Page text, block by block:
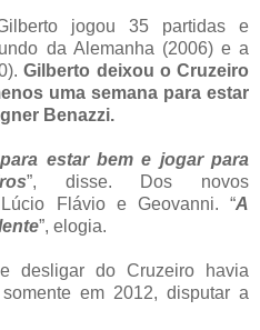
jogou 35 partidas e
da Alemanha (2006) e a
Gilberto deixou o Cruzeiro
uma semana para estar
Benazzi.
estar bem e jogar para
”, disse. Dos novos
Flávio e Geovanni. “A
”, elogia.
desligar do Cruzeiro havia
em 2012, disputar a